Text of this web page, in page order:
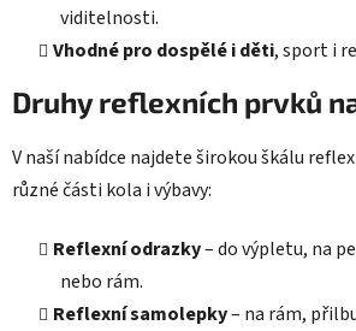
viditelnosti.
Vhodné pro dospělé i děti, sport i
Druhy reflexních prvků
V naší nabídce najdete širokou škálu
různé části kola i výbavy:
Reflexní odrazky– do výpletu, na
nebo rám.
Reflexní samolepky– na rám,